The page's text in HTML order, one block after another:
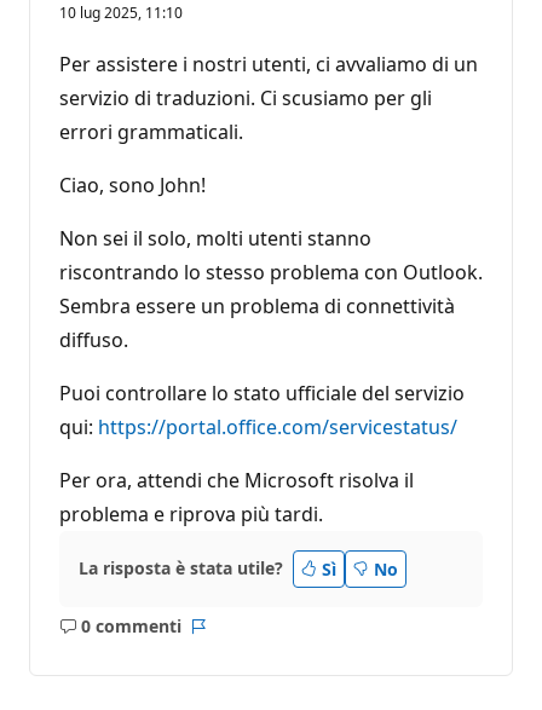
n
d
i
r
e
a
i
n
10 lug 2025, 11:10
Per assistere i nostri utenti, ci avvaliamo di un
servizio di traduzioni. Ci scusiamo per gli
errori grammaticali.
Ciao, sono John!
Non sei il solo, molti utenti stanno
riscontrando lo stesso problema con Outlook.
Sembra essere un problema di connettività
diffuso.
Puoi controllare lo stato ufficiale del servizio
qui: https://portal.office.com/servicestatus/
Per ora, attendi che Microsoft risolva il
problema e riprova più tardi.
La risposta è stata utile? Sì No
0 commenti
Nessun